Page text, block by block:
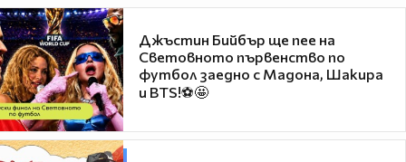
Джъстин Бийбър ще пее на
Световното първенство по
футбол заедно с Мадона, Шакира
и BTS!⚽🤩